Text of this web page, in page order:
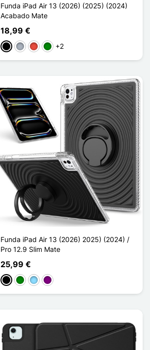
Funda iPad Air 13 (2026) (2025) (2024)
Acabado Mate
18,99 €
NegroGris RojoVerde
+2
Funda iPad Air 13 (2026) 2025) (2024) /
Pro 12.9 Slim Mate
25,99 €
NegroVerdeAzul claro
Púrpura